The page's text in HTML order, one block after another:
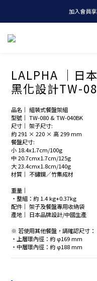
全店消費
加入會員
全店消
LALPHA ｜日
黑化設計TW-
品名｜ 組裝式餐盤架組
型號｜ TW-080 & TW-040BK
尺寸｜ 架子尺寸:
約 291 × 220 × 高 299 mm
餐盤尺寸:
小 18.4x1.7cm/100g
中 20.7cmx1.7cm/125g
大 23.4cmx1.8cm/140g
材質｜ 不鏽鋼／竹集成材
重量｜
・整組：約 1.4 kg+0.37kg
配件｜ 架子及餐盤專用收納袋
產地｜ 日本品牌設計/中國生產
※ 若使用其他餐盤，請確認尺寸：
・上層環內徑：約 φ169 mm
・中層環內徑：約 φ188 mm